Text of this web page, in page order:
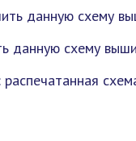
данную схему
данную схему